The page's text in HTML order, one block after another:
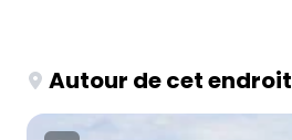
Autour de cet endroit